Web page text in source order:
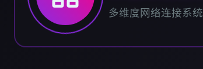
多维度网络连接系统